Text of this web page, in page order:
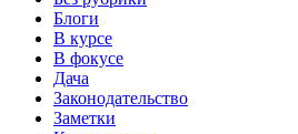
Блоги
В курсе
В фокусе
Дача
Законодательство
Заметки